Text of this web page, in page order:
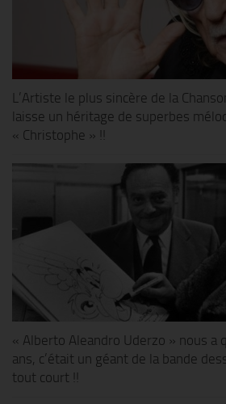
L’Artiste le plus sincère de la
laisse un héritage de superbes
« Christophe » !!
« Alberto Aleandro Uderzo » nous a
ans, c’était un géant de la bande
tout court !!